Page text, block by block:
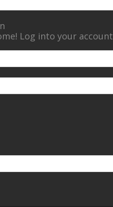
Log into your account